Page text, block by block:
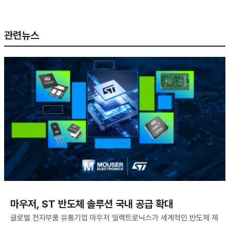
관련뉴스
마우저, ST 반도체 솔루션 국내 공급 확대
글로벌 전자부품 유통기업 마우저 일렉트로닉스가 세계적인 반도체 제